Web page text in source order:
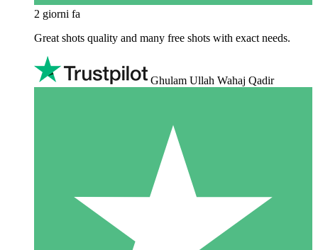
2 giorni fa
Great shots quality and many free shots with exact needs.
Ghulam Ullah Wahaj Qadir